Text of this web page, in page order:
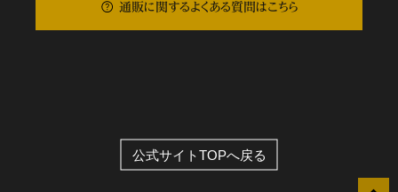
通販に関するよくある質問はこちら
公式サイトTOPへ戻る